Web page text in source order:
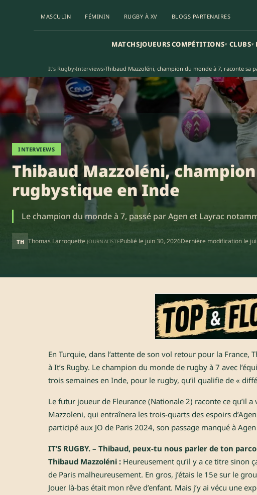
MASCULIN FÉMININ RUGBY À XV BLOGS PARTENAIRES
MATCHSJOUEURSCOMPÉTITIONS▾ CLUBS▾
It's Rugby›Interviews›Thibaud Mazzoléni, champion du monde à 7, raconte sa
INTERVIEWS
Thibaud Mazzoléni,
rugbystique en Inde
Le champion du monde à 7, passé par Agen et Layrac
TH Thomas Larroquette JOURNALISTEPublié le juin 30, 2026Dernière modification le
En Turquie, dans l’attente de son vol retour pour la
à It’s Rugby. Le champion du monde de rugby à 7 avec
trois semaines en Inde, pour le rugby, qu’il qualifie de «
Le futur joueur de Fleurance (Nationale 2) raconte ce qu’il
Mazzoleni, qui entraînera les trois-quarts des espoirs
participé aux JO de Paris 2024, son passage manqué à
IT’S RUGBY. – Thibaud, peux-tu nous parler de ton
Thibaud Mazzoléni : Heureusement qu’il y a ce titre sinon
de Paris malheureusement. En gros, j’étais le 15e sur le
Jouer là-bas était mon rêve d’enfant. Mais j’y ai vécu une